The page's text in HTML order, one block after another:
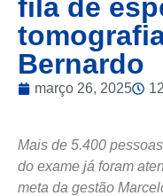
fila de
Bernardo
março 26, 2025
Mais de 5.400
do exame já foram
meta da gestão